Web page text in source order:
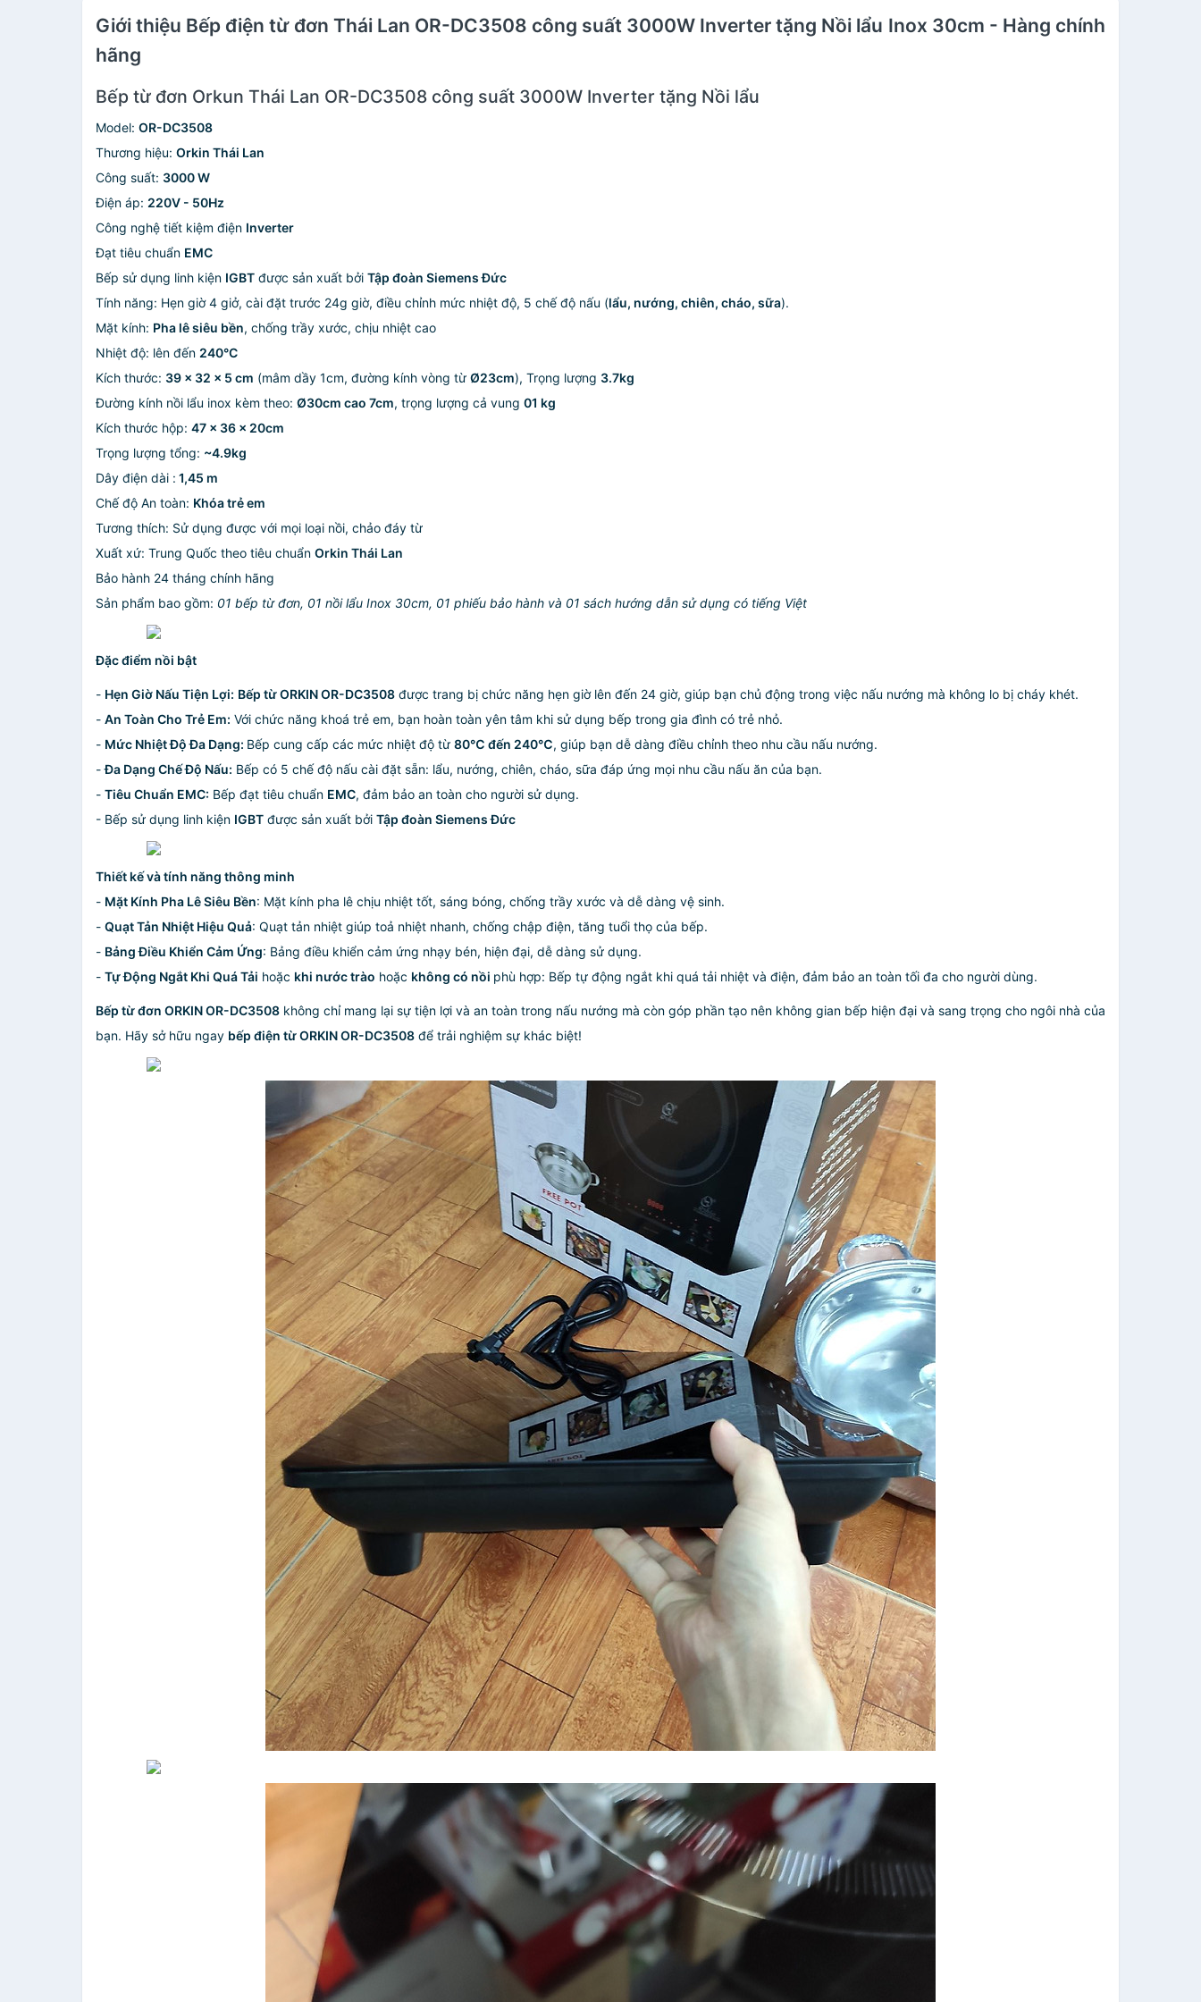
Giới thiệu Bếp điện từ đơn Thái Lan OR-DC3508 công suất 3000W Inverter tặng Nồi lẩu Inox 30cm - Hàng chính
hãng
Bếp từ đơn Orkun Thái Lan OR-DC3508 công suất 3000W Inverter tặng Nồi lẩu
Model: OR-DC3508
Thương hiệu: Orkin Thái Lan
Công suất: 3000 W
Điện áp: 220V - 50Hz
Công nghệ tiết kiệm điện Inverter
Đạt tiêu chuẩn EMC
Bếp sử dụng linh kiện IGBT được sản xuất bởi Tập đoàn Siemens Đức
Tính năng: Hẹn giờ 4 giở, cài đặt trước 24g giờ, điều chỉnh mức nhiệt độ, 5 chế độ nấu (lẩu, nướng, chiên, cháo, sữa).
Mặt kính: Pha lê siêu bền, chống trầy xước, chịu nhiệt cao
Nhiệt độ: lên đến 240°C
Kích thước: 39 x 32 x 5 cm (mâm dầy 1cm, đường kính vòng từ Ø23cm), Trọng lượng 3.7kg
Đường kính nồi lẩu inox kèm theo: Ø30cm cao 7cm, trọng lượng cả vung 01 kg
Kích thước hộp: 47 x 36 x 20cm
Trọng lượng tổng: ~4.9kg
Dây điện dài : 1,45 m
Chế độ An toàn: Khóa trẻ em
Tương thích: Sử dụng được với mọi loại nồi, chảo đáy từ
Xuất xứ: Trung Quốc theo tiêu chuẩn Orkin Thái Lan
Bảo hành 24 tháng chính hãng
Sản phẩm bao gồm: 01 bếp từ đơn, 01 nồi lẩu Inox 30cm, 01 phiếu bảo hành và 01 sách hướng dẫn sử dụng có tiếng Việt
Đặc điểm nồi bật
- Hẹn Giờ Nấu Tiện Lợi: Bếp từ ORKIN OR-DC3508 được trang bị chức năng hẹn giờ lên đến 24 giờ, giúp bạn chủ động trong việc nấu nướng mà không lo bị cháy khét.
- An Toàn Cho Trẻ Em: Với chức năng khoá trẻ em, bạn hoàn toàn yên tâm khi sử dụng bếp trong gia đình có trẻ nhỏ.
- Mức Nhiệt Độ Đa Dạng: Bếp cung cấp các mức nhiệt độ từ 80℃ đến 240℃, giúp bạn dễ dàng điều chỉnh theo nhu cầu nấu nướng.
-Đa Dạng Chế Độ Nấu: Bếp có 5 chế độ nấu cài đặt sẵn: lẩu, nướng, chiên, cháo, sữa đáp ứng mọi nhu cầu nấu ăn của bạn.
- Tiêu Chuẩn EMC: Bếp đạt tiêu chuẩn EMC, đảm bảo an toàn cho người sử dụng.
- Bếp sử dụng linh kiện IGBT được sản xuất bởi Tập đoàn Siemens Đức
Thiết kế và tính năng thông minh
- Mặt Kính Pha Lê Siêu Bền: Mặt kính pha lê chịu nhiệt tốt, sáng bóng, chống trầy xước và dễ dàng vệ sinh.
- Quạt Tản Nhiệt Hiệu Quả: Quạt tản nhiệt giúp toả nhiệt nhanh, chống chập điện, tăng tuổi thọ của bếp.
- Bảng Điều Khiển Cảm Ứng: Bảng điều khiển cảm ứng nhạy bén, hiện đại, dễ dàng sử dụng.
- Tự Động Ngắt Khi Quá Tải hoặc khi nước trào hoặc không có nồi phù hợp: Bếp tự động ngắt khi quá tải nhiệt và điện, đảm bảo an toàn tối đa cho người dùng.
Bếp từ đơn ORKIN OR-DC3508 không chỉ mang lại sự tiện lợi và an toàn trong nấu nướng mà còn góp phần tạo nên không gian bếp hiện đại và sang trọng cho ngôi nhà của
bạn. Hãy sở hữu ngay bếp điện từ ORKIN OR-DC3508 để trải nghiệm sự khác biệt!